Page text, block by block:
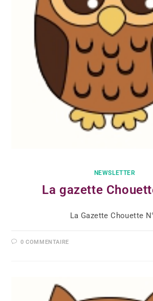
NEWSLETTER
La gazette
La Gazette Chouette
0 COMMENTAIRE